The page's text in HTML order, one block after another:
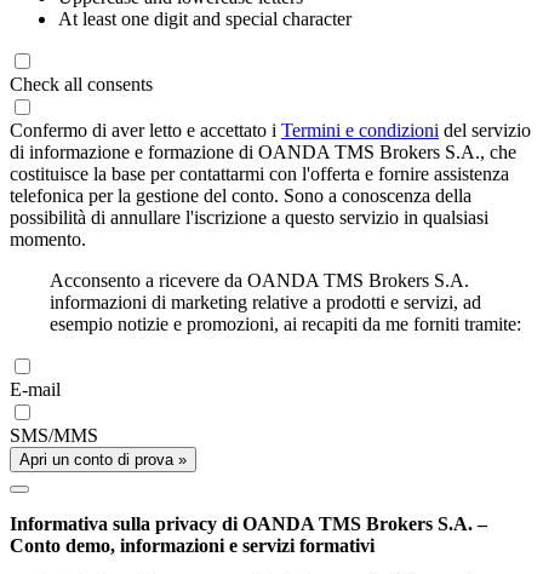
At least one digit and special character
Check all consents
Confermo di aver letto e accettato i Termini e condizioni del servizio
di informazione e formazione di OANDA TMS Brokers S.A., che
costituisce la base per contattarmi con l'offerta e fornire assistenza
telefonica per la gestione del conto. Sono a conoscenza della
possibilità di annullare l'iscrizione a questo servizio in qualsiasi
momento.
Acconsento a ricevere da OANDA TMS Brokers S.A.
informazioni di marketing relative a prodotti e servizi, ad
esempio notizie e promozioni, ai recapiti da me forniti tramite:
E-mail
SMS/MMS
Apri un conto di prova »
Informativa sulla privacy di OANDA TMS Brokers S.A. –
Conto demo, informazioni e servizi formativi